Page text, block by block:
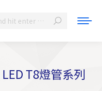
LED T8燈管系列